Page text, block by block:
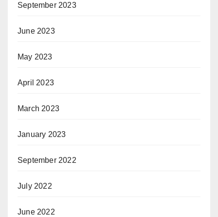
September 2023
June 2023
May 2023
April 2023
March 2023
January 2023
September 2022
July 2022
June 2022